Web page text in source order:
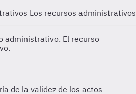
Los recursos administrativos
administrativo. El recurso